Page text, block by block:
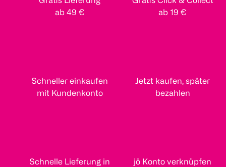
ab 49 €
ab 19 €
Schneller einkaufen
mit Kundenkonto
Jetzt kaufen, später
bezahlen
Schnelle Lieferung in
jö Konto verknüpfen